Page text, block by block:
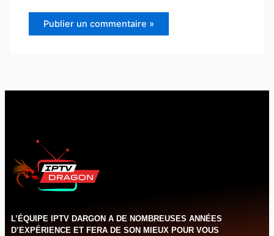
L’ÉQUIPE IPTV DARGON A DE NOMBREUSES ANNÉES
D’EXPÉRIENCE ET FERA DE SON MIEUX POUR VOUS